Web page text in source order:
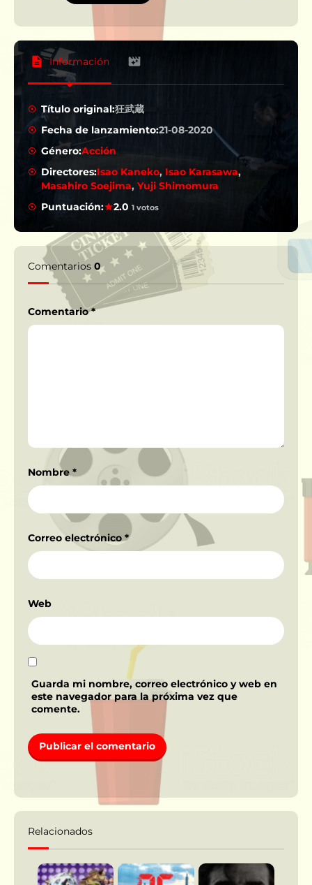
Información
Título original:狂武蔵
Fecha de lanzamiento:21-08-2020
Género:Acción
Directores:Isao Kaneko, Isao Karasawa,
Masahiro Soejima,Yuji Shimomura
Puntuación:
2.0 1 votos
Comentarios 0
Comentario*
Nombre *
Correo electrónico*
Web
Guarda mi nombre, correo electrónico y web en
este navegador para la próxima vez que
comente.
Relacionados